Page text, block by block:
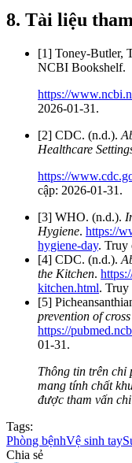
8. Tài liệu
[1] Toney-Butler,
NCBI Bookshelf.
https://
2026-01-31.
[2] CDC. (n.d.).
Healthcare
https://
cập: 2026-01-31.
[3] WHO. (n.d.).
Hygiene. https://
hygiene-day. Truy
[4] CDC. (n.d.).
the Kitchen.
kitchen.html. Truy
[5]
prevention of
https://
01-31.
Thông tin trên chỉ
mang tính chất
được tham vấn
Tags:
Phòng bệnhVệ sinh tay
Chia sẻ